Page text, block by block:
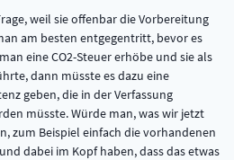
weil sie offenbar die Vorbereitung
am besten entgegentritt, bevor es
eine CO2-Steuer erhöbe und sie als
dann müsste es dazu eine
geben, die in der Verfassung
müsste. Würde man, was wir jetzt
zum Beispiel einfach die vorhandenen
dabei im Kopf haben, dass das etwas